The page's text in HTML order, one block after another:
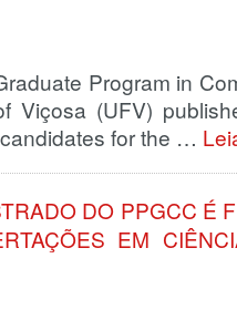
Program in
Viçosa (UFV)
for the …
DO PPGCC É
EM